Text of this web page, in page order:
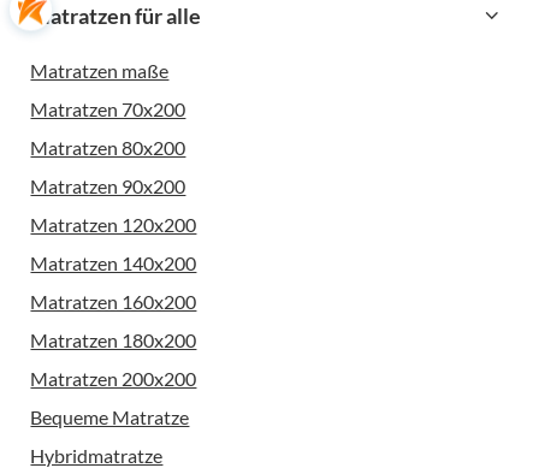
Matratzen für alle
Matratzen maße
Matratzen 70x200
Matratzen 80x200
Matratzen 90x200
Matratzen 120x200
Matratzen 140x200
Matratzen 160x200
Matratzen 180x200
Matratzen 200x200
Bequeme Matratze
Hybridmatratze